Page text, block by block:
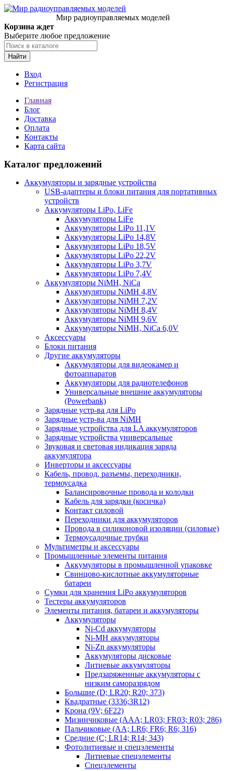
Мир радиоуправляемых моделей
Корзина ждет
Выберите любое предложение
Найти
Вход
Регистрация
Главная
Блог
Доставка
Оплата
Контакты
Карта сайта
Каталог предложений
Аккумуляторы и зарядные устройства
USB-адаптеры и блоки питания для портативных
устройств
Аккумуляторы LiPo, LiFe
Аккумуляторы LiFe
Аккумуляторы LiPo 11,1V
Аккумуляторы LiPo 14,8V
Аккумуляторы LiPo 18,5V
Аккумуляторы LiPo 22,2V
Аккумуляторы LiPo 3,7V
Аккумуляторы LiPo 7,4V
Аккумуляторы NiMH, NiCa
Аккумуляторы NiMH 4,8V
Аккумуляторы NiMH 7,2V
Аккумуляторы NiMH 8,4V
Аккумуляторы NiMH 9,6V
Аккумуляторы NiMH, NiCa 6,0V
Аксессуары
Блоки питания
Другие аккумуляторы
Аккумуляторы для видеокамер и
фотоаппаратов
Аккумуляторы для радиотелефонов
Универсальные внешние аккумуляторы
(Powerbank)
Зарядные устр-ва для LiPo
Зарядные устр-ва для NiMH
Зарядные устройства для LA аккумуляторов
Зарядные устройства универсальные
Звуковая и световая индикация заряда
аккумулятора
Инверторы и аксессуары
Кабель, провод, разъемы, переходники,
термоусадка
Балансировочные провода и колодки
Кабель для зарядки (косичка)
Контакт силовой
Переходники для аккумуляторов
Провода в силиконовой изоляции (силовые)
Термоусадочные трубки
Мультиметры и аксессуары
Промышленные элементы питания
Аккумуляторы в промышленной упаковке
Свинцово-кислотные аккумуляторные
батареи
Сумки для хранения LiPo аккумуляторов
Тестеры аккумуляторов
Элементы питания, батареи и аккумуляторы
Аккумуляторы
Ni-Cd аккумуляторы
Ni-MH аккумуляторы
Ni-Zn аккумуляторы
Аккумуляторы дисковые
Литиевые аккумуляторы
Предзаряженные аккумуляторы с
низким саморазрядом
Большие (D; LR20; R20; 373)
Квадратные (3336;3R12)
Крона (9V; 6F22)
Мизинчиковые (AAA; LR03; FR03; R03; 286)
Пальчиковые (AA; LR6; FR6; R6; 316)
Средние (C; LR14; R14; 343)
Фотолитиевые и спецэлементы
Литиевые спецэлементы
Спецэлементы